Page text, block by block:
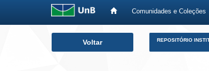
Comunidades e Coleções
Voltar REPOSITÓRIO